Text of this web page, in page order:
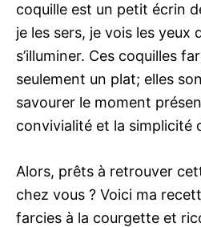
coquille est un petit écrin
je les sers, je vois les yeux
s’illuminer. Ces coquilles
seulement un plat; elles
savourer le moment
convivialité et la simplicité
Alors, prêts à retrouver
chez vous ? Voici ma
farcies à la courgette et